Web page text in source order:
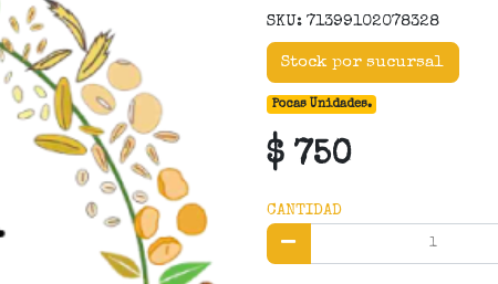
SKU: 71399102078328
Stock por sucursal
Pocas Unidades.
$ 750
CANTIDAD